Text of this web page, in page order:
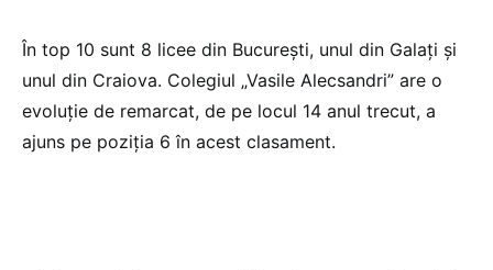
În top 10 sunt 8 licee din București, unul din Galați și
unul din Craiova. Colegiul „Vasile Alecsandri” are o
evoluție de remarcat, de pe locul 14 anul trecut, a
ajuns pe poziția 6 în acest clasament.